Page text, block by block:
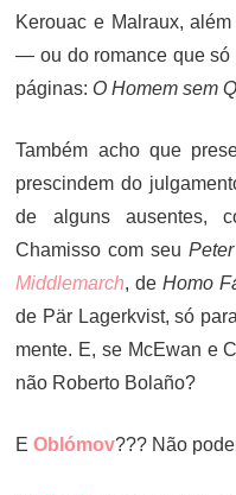
Kerouac e Malraux,
— ou do romance que só
páginas: O Homem sem
Também acho que
prescindem do
de alguns ausentes,
Chamisso com seu
Middlemarch, deHomo
de Pär Lagerkvist, só
mente. E, se McEwan e
não Roberto Bolaño?
EOblómov??? Não